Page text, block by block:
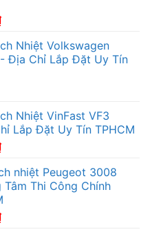
Nhiệt Volkswagen
Địa Chỉ Lắp Đặt Uy Tín
Nhiệt VinFast VF3
Lắp Đặt Uy Tín TPHCM
nhiệt Peugeot 3008
Thi Công Chính